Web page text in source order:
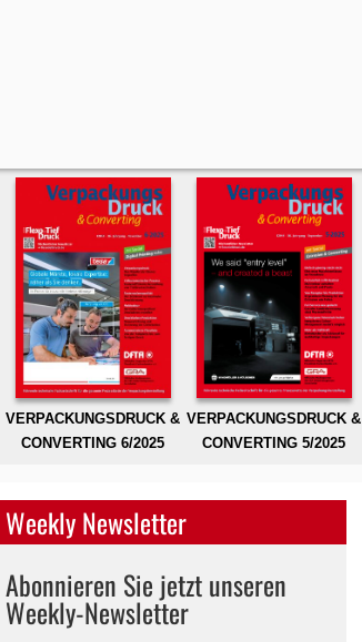
VERPACKUNGSDRUCK &
CONVERTING 6/2025
VERPACKUNGSDRUCK &
CONVERTING 5/2025
Weekly Newsletter
Abonnieren Sie jetzt unseren
Weekly-Newsletter